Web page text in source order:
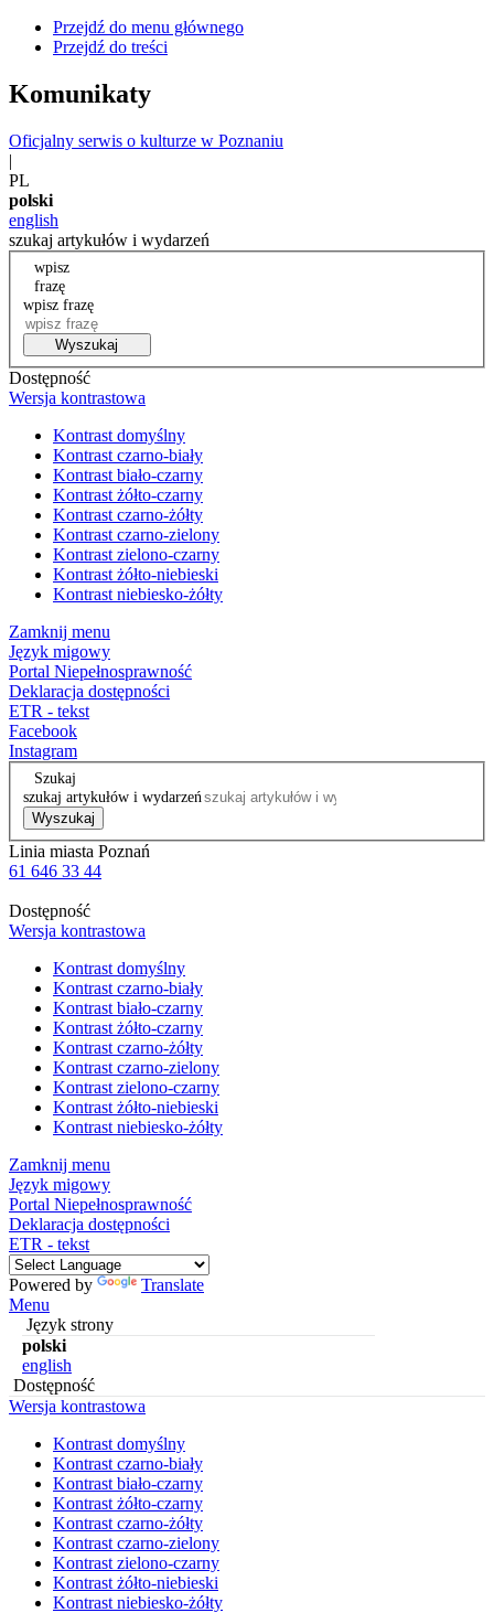
Przejdź do menu głównego
Przejdź do treści
Komunikaty
Oficjalny serwis o kulturze w Poznaniu
|
PL
polski
english
szukaj artykułów i wydarzeń
wpisz
frazę
wpisz frazę
Wyszukaj
Dostępność
Wersja kontrastowa
Kontrast domyślny
Kontrast czarno-biały
Kontrast biało-czarny
Kontrast żółto-czarny
Kontrast czarno-żółty
Kontrast czarno-zielony
Kontrast zielono-czarny
Kontrast żółto-niebieski
Kontrast niebiesko-żółty
Zamknij menu
Język migowy
Portal Niepełnosprawność
Deklaracja dostępności
ETR - tekst
Facebook
Instagram
Szukaj
szukaj artykułów i wydarzeń
Wyszukaj
Linia miasta Poznań
61 646 33 44
Dostępność
Wersja kontrastowa
Kontrast domyślny
Kontrast czarno-biały
Kontrast biało-czarny
Kontrast żółto-czarny
Kontrast czarno-żółty
Kontrast czarno-zielony
Kontrast zielono-czarny
Kontrast żółto-niebieski
Kontrast niebiesko-żółty
Zamknij menu
Język migowy
Portal Niepełnosprawność
Deklaracja dostępności
ETR - tekst
Powered by
Translate
Menu
Język strony
polski
english
Dostępność
Wersja kontrastowa
Kontrast domyślny
Kontrast czarno-biały
Kontrast biało-czarny
Kontrast żółto-czarny
Kontrast czarno-żółty
Kontrast czarno-zielony
Kontrast zielono-czarny
Kontrast żółto-niebieski
Kontrast niebiesko-żółty